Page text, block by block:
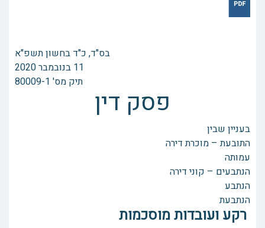
בס"ד, ‏‏‏‏‏כ"ד בחשון תשפ"א
תיק מס' 80009-1
פסק דין
בעניין שבין
התובעת – מוכרת דירה
עמותה
הנתבעים – קוני דירה
הנתבע
הנתבעת
רקע ועובדות מוסכמות